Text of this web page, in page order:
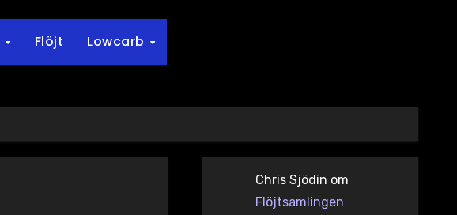
Flöjt Lowcarb
Chris Sjödin om
Flöjtsamlingen